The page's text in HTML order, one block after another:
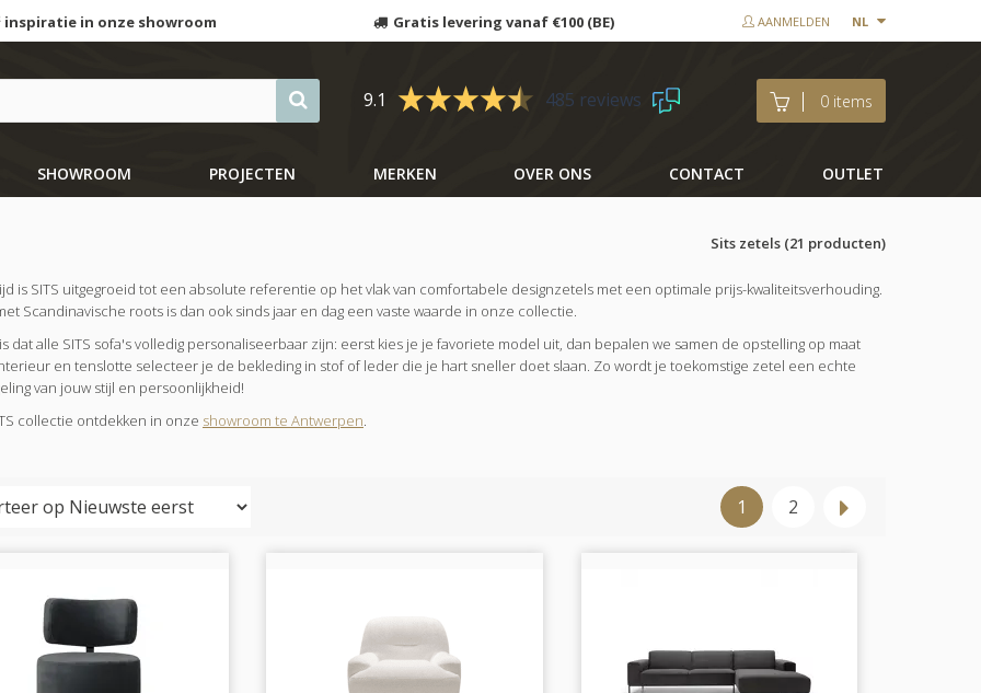
inspiratie in onze showroom Gratis levering vanaf €100 (BE) AANMELDEN NL
9.1 485 reviews 0 items
SHOWROOM PROJECTEN MERKEN OVER ONS CONTACT OUTLET
Sits zetels (21 producten)
is SITS uitgegroeid tot een absolute referentie op het vlak van comfortabele designzetels met een optimale prijs-kwaliteitsverhouding.
Scandinavische roots is dan ook sinds jaar en dag een vaste waarde in onze collectie.
dat alle SITS sofa's volledig personaliseerbaar zijn: eerst kies je je favoriete model uit, dan bepalen we samen de opstelling op maat
en tenslotte selecteer je de bekleding in stof of leder die je hart sneller doet slaan. Zo wordt je toekomstige zetel een echte
van jouw stijl en persoonlijkheid!
collectie ontdekken in onze showroom te Antwerpen.
1 2